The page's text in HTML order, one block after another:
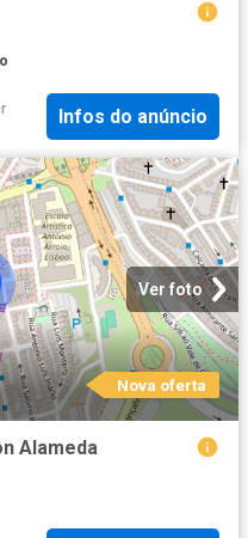
Infos do anúncio
Ver foto
Nova oferta
Alameda